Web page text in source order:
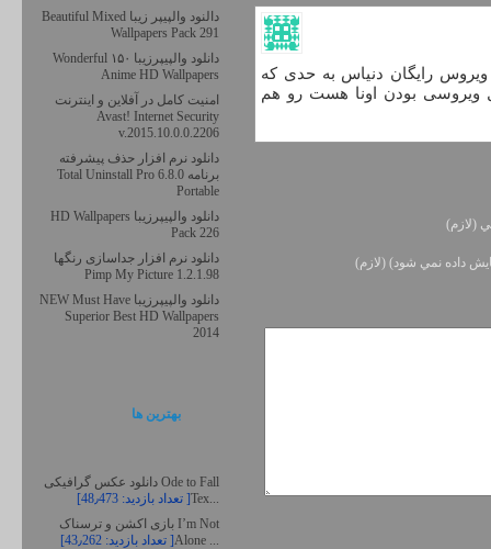
رایگان دنیاس به حدی که
ویروسی بودن اونا هست رو هم
(لازم)
داده نمي شود) (لازم)
دالنود والپیپر زیبا Beautiful Mixed
Wallpapers Pack 291
دانلود والپیپرزیبا ۱۵۰ Wonderful
Anime HD Wallpapers
امنیت کامل در آفلاین و اینترنت
Avast! Internet Security
v.2015.10.0.0.2206
دانلود نرم افزار حذف پیشرفته
برنامه Total Uninstall Pro 6.8.0
Portable
دانلود والپیپرزیبا HD Wallpapers
Pack 226
دانلود نرم افزار جداسازی رنگها
Pimp My Picture 1.2.1.98
دانلود والپیپرزیبا NEW Must Have
Superior Best HD Wallpapers
2014
بهترين ها
دانلود عکس گرافیکی Ode to Fall
Tex...[تعداد بازدید: 48٫473 ]
بازی اکشن و ترسناک I’m Not
Alone ...[تعداد بازدید: 43٫262 ]